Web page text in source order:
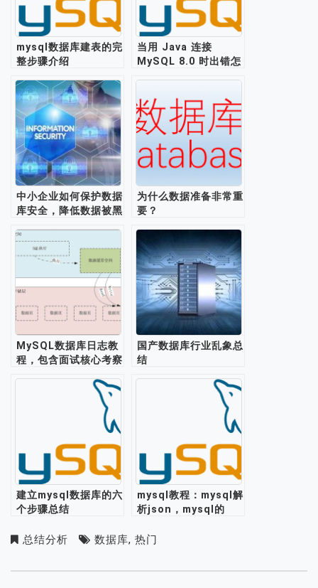
mysql数据库建表的完
整步骤介绍
当用 Java 连接
MySQL 8.0 时出错怎
中小企业如何保护数据
库安全，降低数据被黑
为什么数据准备非常重
要？
MySQL数据库日志教
程，包含面试核心考察
国产数据库行业乱象总
结
建立mysql数据库的六
个步骤总结
mysql教程：mysql解
析json，mysql的
理json数据
总结分析 数据库, 热门